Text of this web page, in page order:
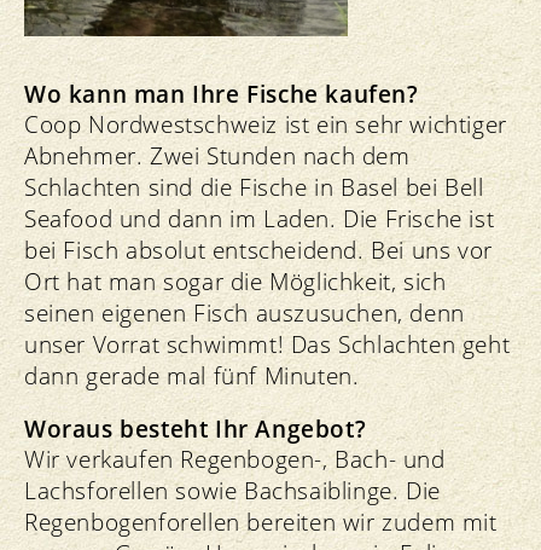
Wo kann man Ihre Fische kaufen?
Coop Nordwestschweiz ist ein sehr wichtiger
Abnehmer. Zwei Stunden nach dem
Schlachten sind die Fische in Basel bei Bell
Seafood und dann im Laden. Die Frische ist
bei Fisch absolut entscheidend. Bei uns vor
Ort hat man sogar die Möglichkeit, sich
seinen eigenen Fisch auszusuchen, denn
unser Vorrat schwimmt! Das Schlachten geht
dann gerade mal fünf Minuten.
Woraus besteht Ihr Angebot?
Wir verkaufen Regenbogen-, Bach- und
Lachsforellen sowie Bachsaiblinge. Die
Regenbogenforellen bereiten wir zudem mit